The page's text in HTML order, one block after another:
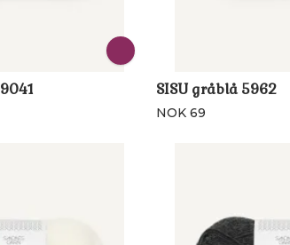
SISU gråblå 5962
NOK 69